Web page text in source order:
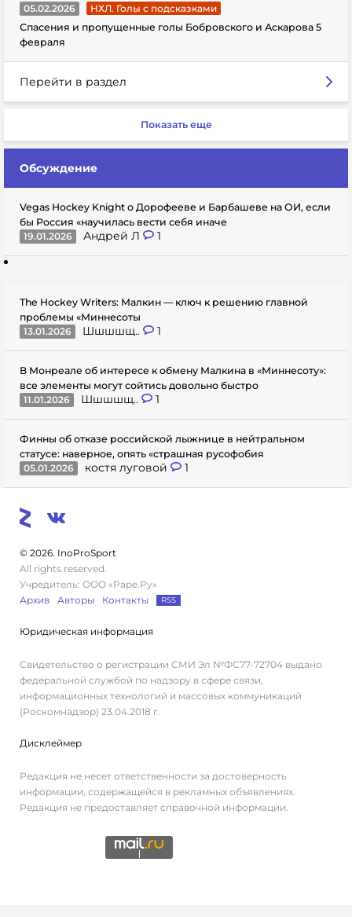
05.02.2026
НХЛ. Голы с подсказками
Спасения и пропущенные голы Бобровского и Аскарова 5
февраля
Перейти в раздел
Показать еще
Обсуждение
Vegas Hockey Knight о Дорофееве и Барбашеве на ОИ, если
бы Россия «научилась вести себя иначе
19.01.2026
Андрей Л 1
The Hockey Writers: Малкин — ключ к решению главной
проблемы «Миннесоты
13.01.2026
Шшшшщ.. 1
В Монреале об интересе к обмену Малкина в «Миннесоту»:
все элементы могут сойтись довольно быстро
11.01.2026
Шшшшщ.. 1
Финны об отказе российской лыжнице в нейтральном
статусе: наверное, опять «страшная русофобия
05.01.2026
костя луговой 1
© 2026. InoProSport
All rights reserved.
Учредитель: ООО «Раре.Ру»
Архив
Авторы Контакты RSS
Юридическая информация
Свидетельство о регистрации СМИ Эл №ФС77-72704 выдано
федеральной службой по надзору в сфере связи,
информационных технологий и массовых коммуникаций
(Роскомнадзор) 23.04.2018 г.
Дисклеймер
Редакция не несет ответственности за достоверность
информации, содержащейся в рекламных объявлениях.
Редакция не предоставляет справочной информации.